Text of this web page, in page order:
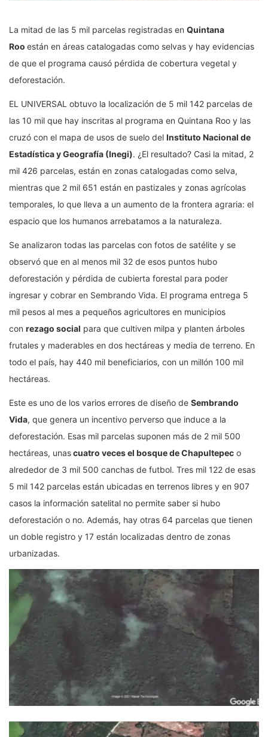
La mitad de las 5 mil parcelas registradas en Quintana
Roo están en áreas catalogadas como selvas y hay evidencias
de que el programa causó pérdida de cobertura vegetal y
deforestación.
EL UNIVERSAL obtuvo la localización de 5 mil 142 parcelas de
las 10 mil que hay inscritas al programa en Quintana Roo y las
cruzó con el mapa de usos de suelo del Instituto Nacional de
Estadística y Geografía (Inegi). ¿El resultado? Casi la mitad, 2
mil 426 parcelas, están en zonas catalogadas como selva,
mientras que 2 mil 651 están en pastizales y zonas agrícolas
temporales, lo que lleva a un aumento de la frontera agraria: el
espacio que los humanos arrebatamos a la naturaleza.
Se analizaron todas las parcelas con fotos de satélite y se
observó que en al menos mil 32 de esos puntos hubo
deforestación y pérdida de cubierta forestal para poder
ingresar y cobrar en Sembrando Vida. El programa entrega 5
mil pesos al mes a pequeños agricultores en municipios
con rezago social para que cultiven milpa y planten árboles
frutales y maderables en dos hectáreas y media de terreno. En
todo el país, hay 440 mil beneficiarios, con un millón 100 mil
hectáreas.
Este es uno de los varios errores de diseño de Sembrando
Vida, que genera un incentivo perverso que induce a la
deforestación. Esas mil parcelas suponen más de 2 mil 500
hectáreas, unascuatro veces el bosque de Chapultepec o
alrededor de 3 mil 500 canchas de futbol. Tres mil 122 de esas
5 mil 142 parcelas están ubicadas en terrenos libres y en 907
casos la información satelital no permite saber si hubo
deforestación o no. Además, hay otras 64 parcelas que tienen
un doble registro y 17 están localizadas dentro de zonas
urbanizadas.